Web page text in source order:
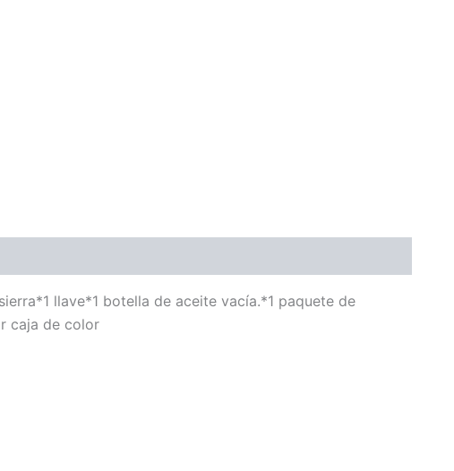
llave*1 botella de aceite vacía.*1 paquete de
caja de color